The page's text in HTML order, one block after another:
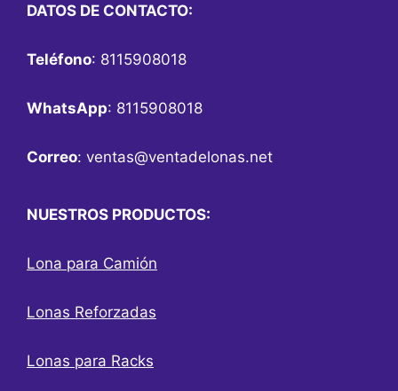
DATOS DE CONTACTO:
Teléfono: 8115908018
WhatsApp: 8115908018
Correo: ventas@ventadelonas.net
NUESTROS PRODUCTOS:
Lona para Camión
Lonas Reforzadas
Lonas para Racks